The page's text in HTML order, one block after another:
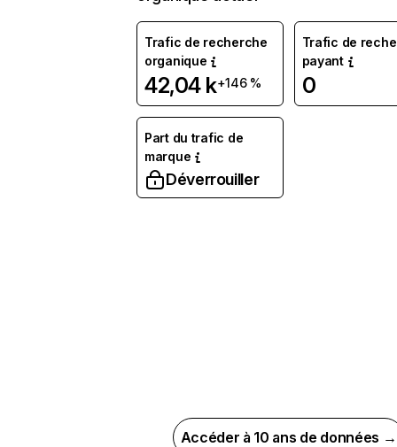
Trafic de recherche
organique
42,04 k+146 %
Trafic de
payant
0
Part du trafic de
marque
Déverrouiller
Accéder à 10 ans de données →